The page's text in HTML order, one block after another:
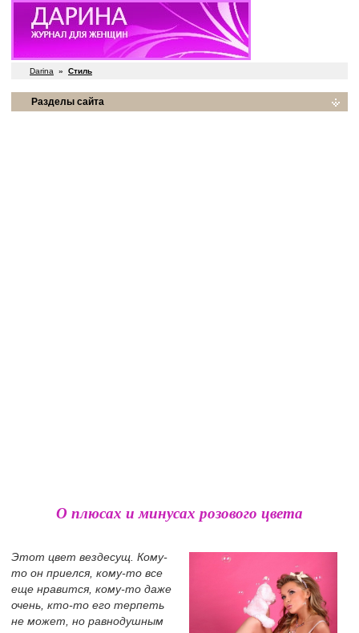
Darina » Стиль
Разделы сайта
О плюсах и минусах розового цвета
Этот цвет вездесущ. Кому-
то он приелся, кому-то все
еще нравится, кому-то даже
очень, кто-то его терпеть
не может, но равнодушным